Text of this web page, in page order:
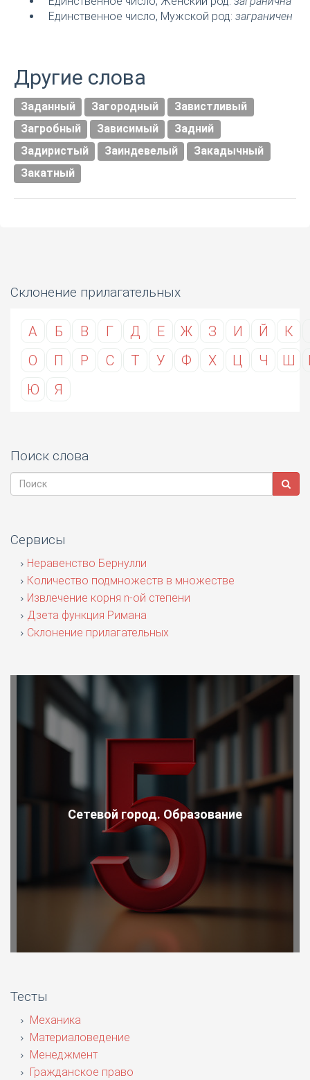
Единственное число, Мужской род: заграничен
Другие слова
Заданный Загородный
Завистливый
Загробный
Зависимый
Задний
Задиристый
Заиндевелый
Закадычный
Закатный
Склонение прилагательных
А Б В Г Д Е Ж З И Й К
О
П Р С Т У Ф Х Ц Ч Ш
Ю
Я
Поиск слова
Сервисы
Неравенство Бернулли
Количество подмножеств в множестве
Извлечение корня n-ой степени
Дзета функция Римана
Склонение прилагательных
Сетевой город. Образование
Тесты
Механика
Материаловедение
Менеджмент
Гражданское право